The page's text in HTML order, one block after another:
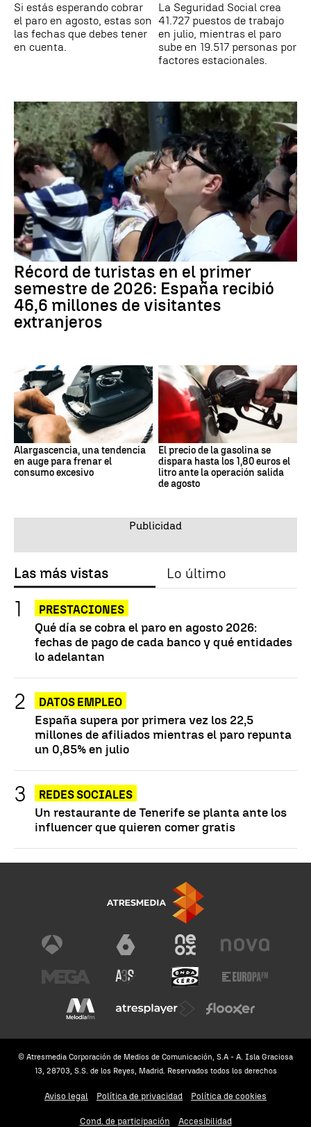
Si estás esperando cobrar
el paro en agosto, estas son
las fechas que debes tener
en cuenta.
La Seguridad Social crea
41.727 puestos de trabajo
en julio, mientras el paro
sube en 19.517 personas por
factores estacionales.
Récord de turistas en el primer
semestre de 2026: España recibió
46,6 millones de visitantes
extranjeros
Alargascencia, una tendencia
en auge para frenar el
consumo excesivo
El precio de la gasolina se
dispara hasta los 1,80 euros el
litro ante la operación salida
de agosto
Las más vistas Lo último
PRESTACIONES
Qué día se cobra el paro en agosto 2026:
fechas de pago de cada banco y qué entidades
lo adelantan
DATOS EMPLEO
España supera por primera vez los 22,5
millones de afiliados mientras el paro repunta
un 0,85% en julio
REDES SOCIALES
Un restaurante de Tenerife se planta ante los
influencer que quieren comer gratis
© Atresmedia Corporación de Medios de Comunicación, S.A - A. Isla Graciosa
13, 28703, S.S. de los Reyes, Madrid. Reservados todos los derechos
Aviso legal Política de privacidad Política de cookies
Cond. de participación Accesibilidad